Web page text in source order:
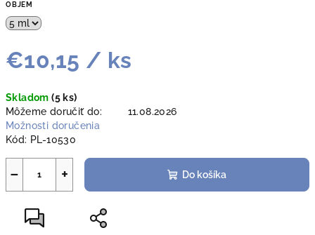
OBJEM
€10,15 / ks
cena:
Skladom(5 ks)
Môžeme doručiť do:
11.08.2026
Možnosti doručenia
Kód: PL-10530
+
− Do košíka